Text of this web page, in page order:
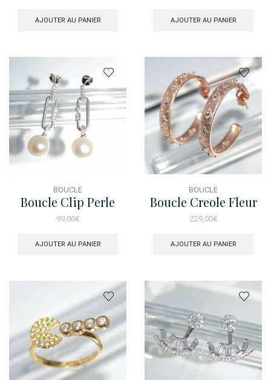
AJOUTER AU PANIER AJOUTER AU PANIER
BOUCLE
Boucle Clip Perle
Brosse
99,00€
AJOUTER AU PANIER
BOUCLE
Boucle Creole Fleur
Dore
229,00€
AJOUTER AU PANIER